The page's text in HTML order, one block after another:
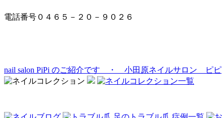
電話番号０４６５－２０－９０２６
nail salon PiPi のご紹介です ・ 小田原ネイルサロン ピピ